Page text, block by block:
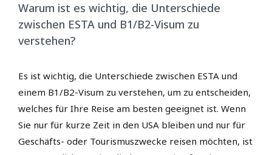
Warum ist es wichtig, die Unterschiede
zwischen ESTA und B1/B2-Visum zu
verstehen?
Es ist wichtig, die Unterschiede zwischen ESTA und
einem B1/B2-Visum zu verstehen, um zu entscheiden,
welches für Ihre Reise am besten geeignet ist. Wenn
Sie nur für kurze Zeit in den USA bleiben und nur für
Geschäfts- oder Tourismuszwecke reisen möchten, ist